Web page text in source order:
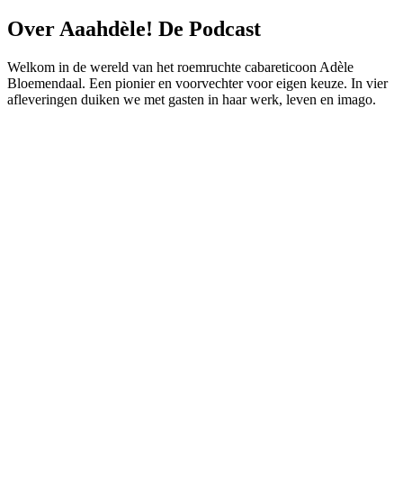
Over Aaahdèle! De Podcast
Welkom in de wereld van het roemruchte cabareticoon Adèle
Bloemendaal. Een pionier en voorvechter voor eigen keuze. In vier
afleveringen duiken we met gasten in haar werk, leven en imago.